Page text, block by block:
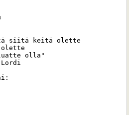
siitä keitä olette
olla"